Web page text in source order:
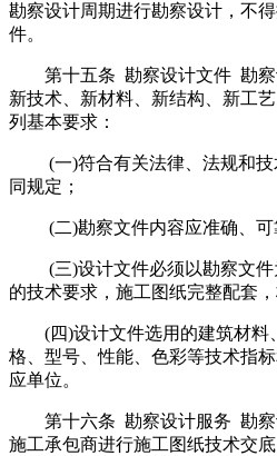
勘察设计周期进行勘察设计，不
件。
第十五条 勘察设计文件 勘
新技术、新材料、新结构、新工
列基本要求：
(一)符合有关法律、法规和
同规定；
(二)勘察文件内容应准确、可
(三)设计文件必须以勘察文
的技术要求，施工图纸完整配套
(四)设计文件选用的建筑材
格、型号、性能、色彩等技术指
应单位。
第十六条 勘察设计服务 勘
施工承包商进行施工图纸技术交